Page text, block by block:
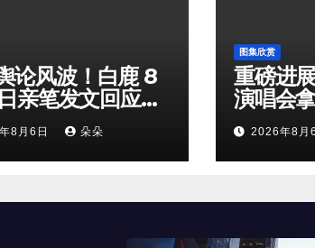
论风波！白鹿 8
亲笔发文回应新
争议，粉丝剧组
流涌动
8月6日 朵朵
图集欣赏
重磅进
演唱会
90 分钟
奔赴南京
2026年8月